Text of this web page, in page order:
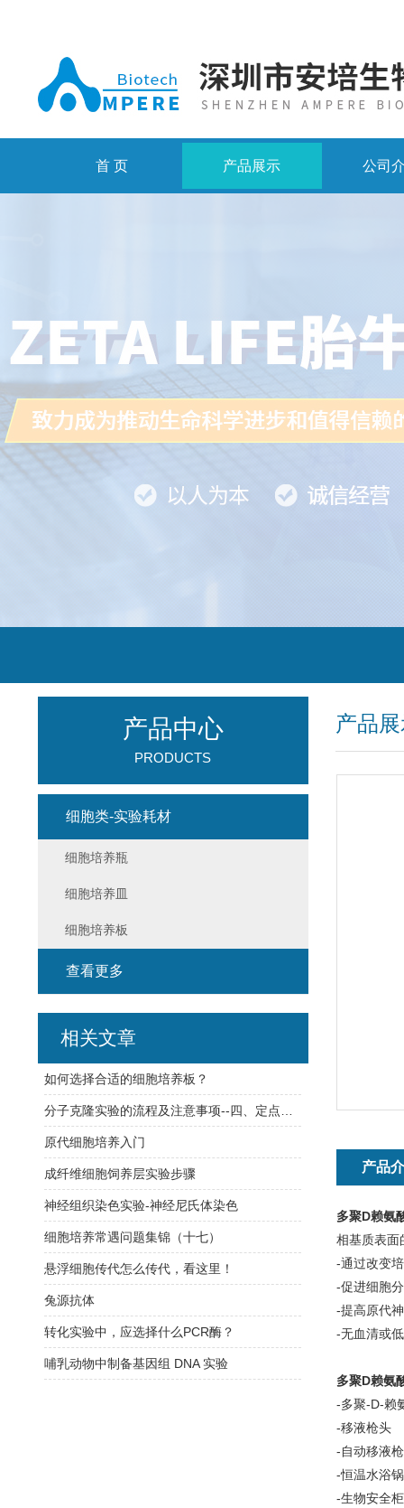
首 页 产品展示 公司
产品
产品
多聚D赖氨
相基质表面
-通过改变
-促进细胞
-提高原代
-无血清或
多聚D赖氨
-多聚-D-赖
-移液枪头
-自动移液枪
-恒温水浴锅
-生物安全柜
产品中心
PRODUCTS
细胞类-实验耗材
细胞培养瓶
细胞培养皿
细胞培养板
查看更多
相关文章
如何选择合适的细胞培养板？
原代细胞培养入门
成纤维细胞饲养层实验步骤
神经组织染色实验-神经尼氏体染色
细胞培养常遇问题集锦（十七）
悬浮细胞传代怎么传代，看这里！
兔源抗体
转化实验中，应选择什么PCR酶？
哺乳动物中制备基因组 DNA 实验